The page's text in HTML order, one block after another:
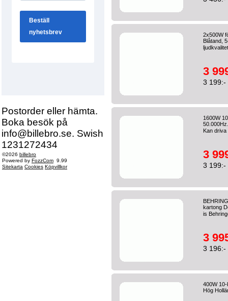
Postorder eller hämta.
Boka besök på
info@billebro.se. Swish
1231272434
©2026 billebro
Powered by FozzCom 9.99
Sitekarta Cookies Köpvillkor
2x500W
Blåtand,
3
3 199:-
1600W
Kan
3
3 199:-
kartong
is
3
3 196:-
400W
Hög